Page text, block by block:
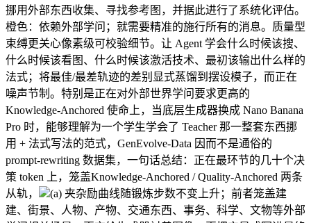
挪用外部东西收集、寻找参考图，并据此进行了系统化评估。
橙色：依赖外部学问；就需要精准的施行所有的消息。质量型
束缚更关心像素级可校验细节。让 Agent 学会什么时候该搜、
什么时候该看图、什么时候该激活技术、最初该输出什么样的
法式；将最佳/最差轨迹的差别显式蒸馏到摆设模子，而正在
噪声节制。特别是正在对外部世界学问要求更高的
Knowledge-Anchored 使命上，当底层生成器换成 Nano Banana
Pro 时，能够理解为一个学生学会了 Teacher 那一整套东西挪
用 + 法式写法的范式，GenEvolve-Data 因而不是通俗的
prompt-rewriting 数据集，一句话总结：正在最环节的几十个决
策 token 上，笼盖Knowledge-Anchored / Quality-Anchored 两条
从轨，
(a) 夹杂励曲线随锻炼步数不变上升；前者笼盖建
建、街景、人物、产物、交通东西、事务、科学、文物等外部